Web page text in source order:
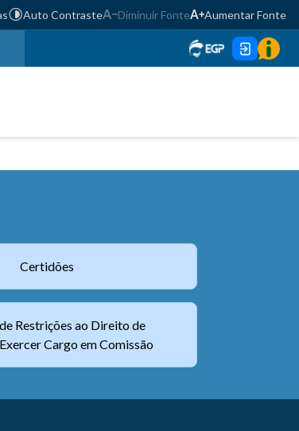
Auto Contraste Diminuir Fonte Aumentar Fonte
Certidões
Restrições ao Direito de
Cargo em Comissão